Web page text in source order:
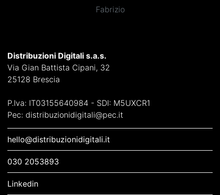
Fabrizio
Distribuzioni Digitali s.a.s.
Via Gian Battista Cipani, 32
25128 Brescia
P.Iva: IT03155640984 - SDI: M5UXCR1
Pec: distribuzionidigitali@pec.it
hello@distribuzionidigitali.it
030 2053893
Linkedin